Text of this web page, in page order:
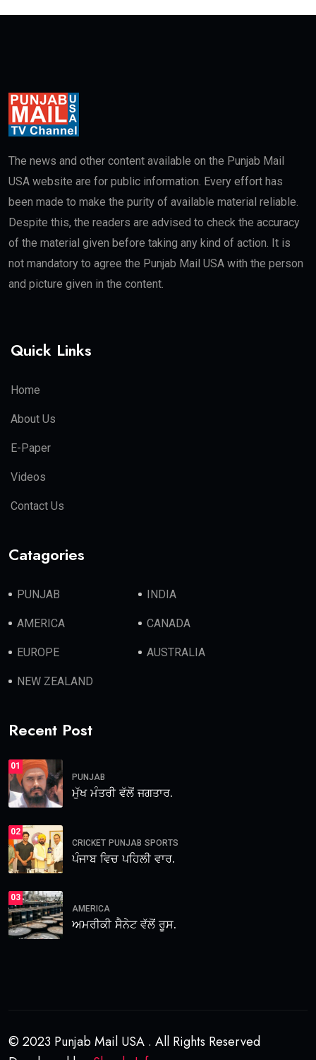
The news and other content available on the Punjab Mail
USA website are for public information. Every effort has
been made to make the purity of available material reliable.
Despite this, the readers are advised to check the accuracy
of the material given before taking any kind of action. It is
not mandatory to agree the Punjab Mail USA with the person
and picture given in the content.
Quick Links
Home
About Us
E-Paper
Videos
Contact Us
Catagories
PUNJAB INDIA
AMERICA CANADA
EUROPE AUSTRALIA
NEW ZEALAND
Recent Post
01
PUNJAB
ਮੁੱਖ ਮੰਤਰੀ ਵੱਲੋਂ ਜਗਤਾਰ.
02
CRICKET PUNJAB SPORTS
ਪੰਜਾਬ ਵਿਚ ਪਹਿਲੀ ਵਾਰ.
03
AMERICA
ਅਮਰੀਕੀ ਸੈਨੇਟ ਵੱਲੋਂ ਰੂਸ.
© 2023 Punjab Mail USA . All Rights Reserved